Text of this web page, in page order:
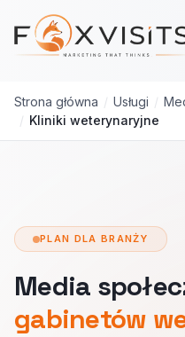
Przejdź do treści głównej
Strona główna / Usługi /
/ Kliniki weterynaryjne
PLAN DLA BRANŻY
Media
gabinetów